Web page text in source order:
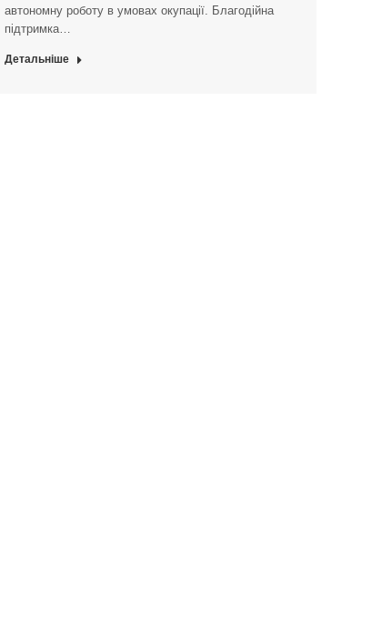
автономну роботу в умовах окупації. Благодійна
підтримка…
Детальніше